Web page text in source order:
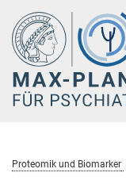
Hauptinhalt
Proteomik und Biomarker